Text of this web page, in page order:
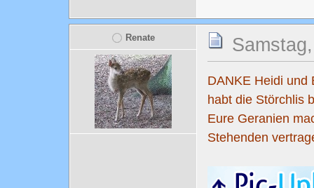
Renate
DANKE Heidi und
habt die Störchlis
Eure Geranien
Stehenden